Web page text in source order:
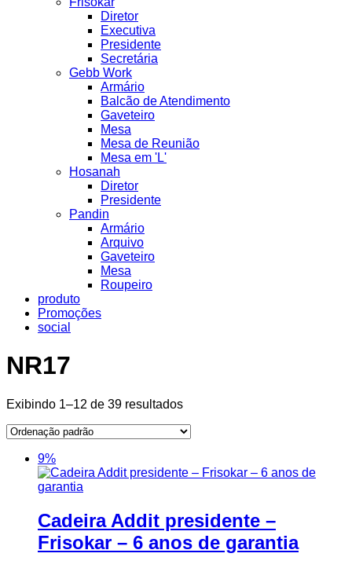
Diretor
Executiva
Presidente
Secretária
Gebb Work
Armário
Balcão de Atendimento
Gaveteiro
Mesa
Mesa de Reunião
Mesa em 'L'
Hosanah
Diretor
Presidente
Pandin
Armário
Arquivo
Gaveteiro
Mesa
Roupeiro
produto
Promoções
social
NR17
Exibindo 1–12 de 39 resultados
9%
Cadeira Addit presidente –
Frisokar – 6 anos de garantia